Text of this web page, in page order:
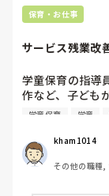
保育・お仕事
サービス残業改
学童保育の指導
作など、子ども
中に対応され
いた施設では、
来て事務作業を
とで、やむや
学童保育 学童
kham1014
その他の職種,